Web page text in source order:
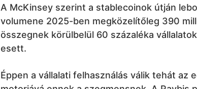
A McKinsey szerint a stablecoinok útján
volumene 2025-ben megközelítőleg 390
összegnek körülbelül 60 százaléka
esett.
Éppen a vállalati felhasználás válik tehát az